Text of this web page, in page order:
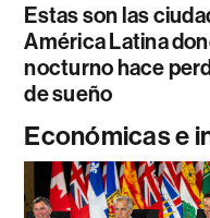
Estas son las
América Latina
nocturno hace
de sueño
Económicas e